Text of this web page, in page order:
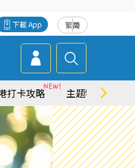
繁简
下載 App
打卡攻略 主题特集